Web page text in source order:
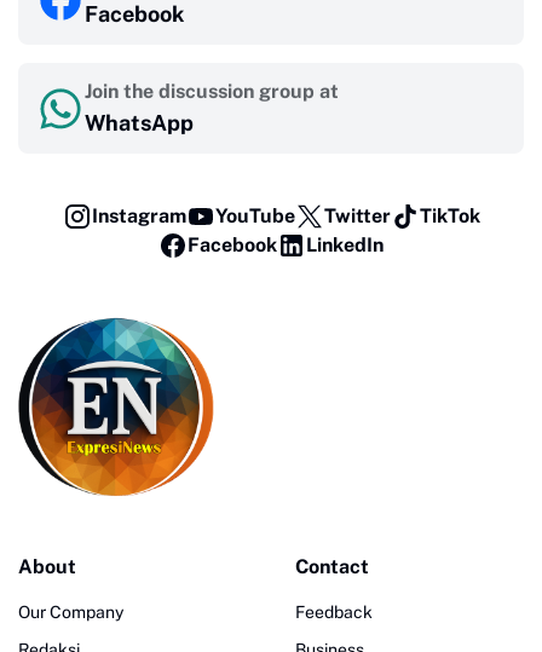
Facebook
Join the discussion group at
WhatsApp
Instagram YouTube Twitter
TikTok
Facebook
LinkedIn
About
Our Company
Contact
Feedback